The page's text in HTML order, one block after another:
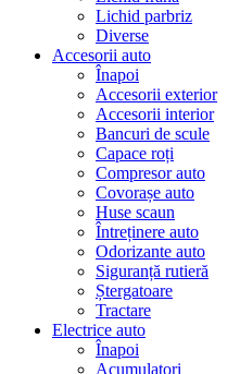
Lichid parbriz
Diverse
Accesorii auto
Înapoi
Accesorii exterior
Accesorii interior
Bancuri de scule
Capace roți
Compresor auto
Covorașe auto
Huse scaun
Întreținere auto
Odorizante auto
Siguranță rutieră
Ștergatoare
Tractare
Electrice auto
Înapoi
Acumulatori